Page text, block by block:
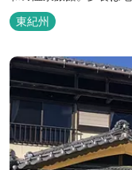
ィックが人気の会席料
イキングが好評です。
ぎの時間をお楽しみく
た温泉大浴場棟には男女
東紀州